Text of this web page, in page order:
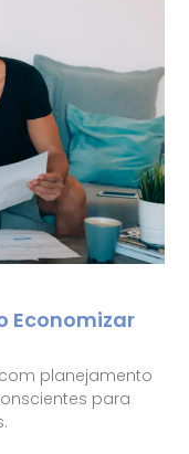
Economizar
planejamento
para